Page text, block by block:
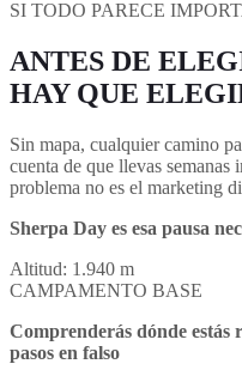
SI TODO PARECE
ANTES DE
HAY QUE
Sin mapa, cualquier camino
cuenta de que llevas
problema no es el marketing
Sherpa Day es esa pausa
Altitud: 1.940 m
CAMPAMENTO BASE
Comprenderás dónde estás
pasos en falso